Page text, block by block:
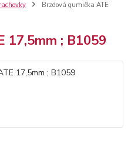
Brzdová gumička ATE
17,5mm ; B1059